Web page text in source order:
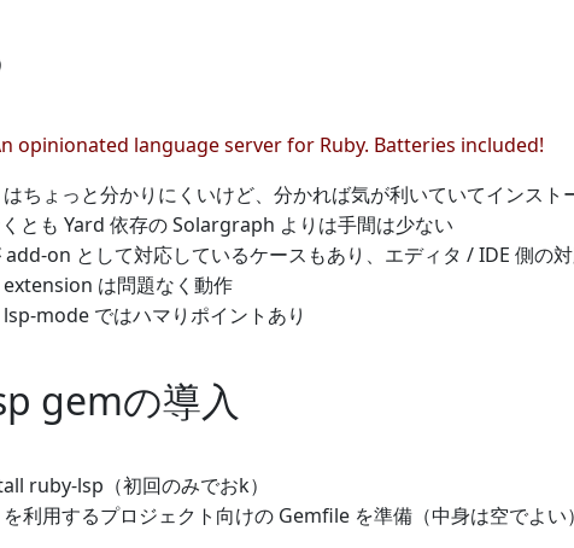
opinionated language server for Ruby. Batteries included!
ちょっと分かりにくいけど、分かれば気が利いていてインスト
とも Yard 依存の Solargraph よりは手間は少ない
on として対応しているケースもあり、エディタ / IDE 側の
extension は問題なく動作
mode ではハマりポイントあり
gemの導入
ruby-lsp（初回のみでおk）
利用するプロジェクト向けの Gemfile を準備（中身は空でよい）